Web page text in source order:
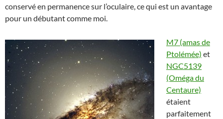
conservé en permanence sur l’oculaire, ce qui est un avantage
pour un débutant comme moi.
M7 (amas de
Ptolémée) et
NGC5139
(Oméga du
Centaure)
étaient
parfaitement